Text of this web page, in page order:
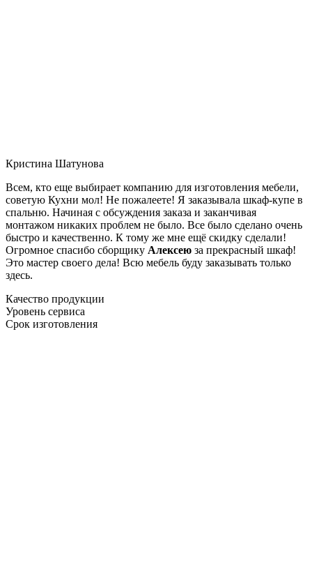
Кристина Шатунова
Всем, кто еще выбирает компанию для изготовления мебели,
советую Кухни мол! Не пожалеете! Я заказывала шкаф-купе в
спальню. Начиная с обсуждения заказа и заканчивая
монтажом никаких проблем не было. Все было сделано очень
быстро и качественно. К тому же мне ещё скидку сделали!
Огромное спасибо сборщику Алексею за прекрасный шкаф!
Это мастер своего дела! Всю мебель буду заказывать только
здесь.
Качество продукции
Уровень сервиса
Срок изготовления